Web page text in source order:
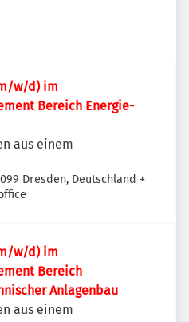
w/d) im
Bereich Energie-
aus einem
Dresden, Deutschland +
w/d) im
Bereich
Anlagenbau
aus einem